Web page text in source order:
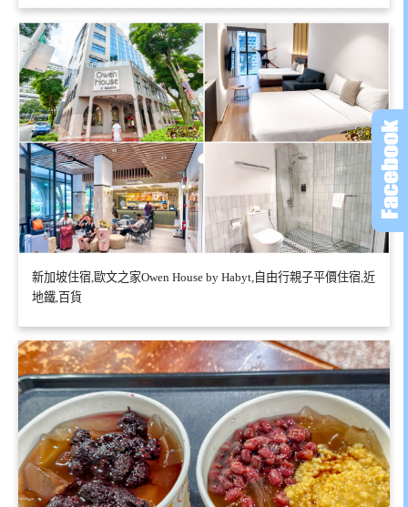
新加坡住宿,歐文之家Owen House by Habyt,自由行親子平價住宿,近
地鐵,百貨